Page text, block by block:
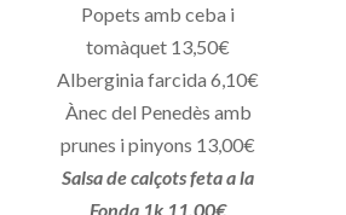
Popets amb ceba i
tomàquet 13,50€
Alberginia farcida 6,10€
Ànec del Penedès amb
prunes i pinyons 13,00€
Salsa de calçots feta a la
Fonda 1k 11,00€